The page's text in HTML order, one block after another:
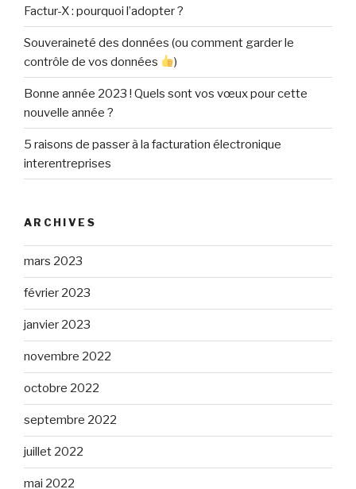
Factur-X : pourquoi l’adopter ?
Souveraineté des données (ou comment garder le
contrôle de vos données
)
Bonne année 2023 ! Quels sont vos vœux pour cette
nouvelle année ?
5 raisons de passer à la facturation électronique
interentreprises
ARCHIVES
mars 2023
février 2023
janvier 2023
novembre 2022
octobre 2022
septembre 2022
juillet 2022
mai 2022